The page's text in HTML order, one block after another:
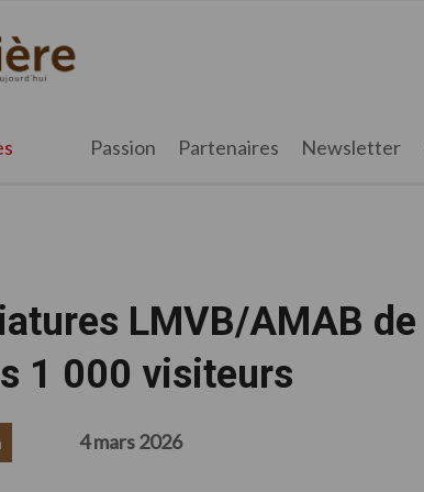
Passion Partenaires Newsletter
LMVB/AMAB de
1 000 visiteurs
4 mars 2026